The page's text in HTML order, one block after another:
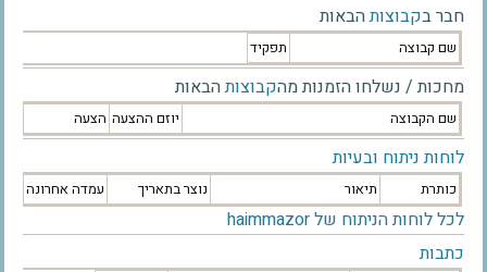
חבר בקבוצותהבאות
שם קבוצה תפקיד
מחכות / נשלחו הזמנות מהקבוצותהבאות
שם הקבוצה יוזם ההצעה הצעה
לוחות ניתוח ובעיות
כותרת תיאור נוצר בתאריך עמדה אחרונה
לכל לוחות הניתוח של haimmazor
כתבות